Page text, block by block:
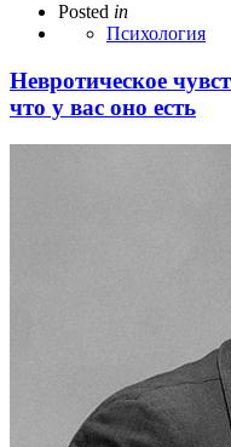
Posted in
Психология
Невротическое
что у вас оно есть